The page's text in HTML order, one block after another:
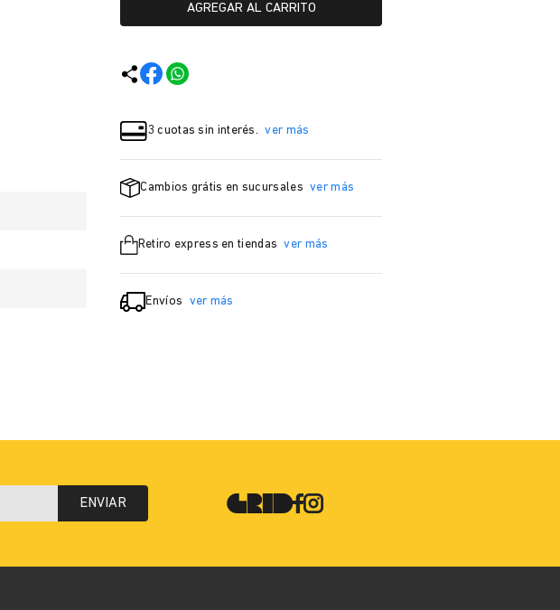
AGREGAR AL CARRITO
3 cuotas sin interés. ver más
Cambios grátis en sucursales ver más
Retiro express en tiendas ver más
Envíos ver más
ENVIAR